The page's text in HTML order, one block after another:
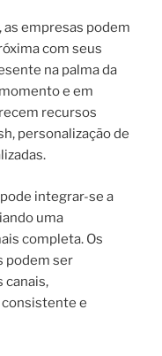
empresas podem
com seus
na palma da
e em
recursos
personalização de
integrar-se a
uma
completa. Os
podem ser
canais,
e